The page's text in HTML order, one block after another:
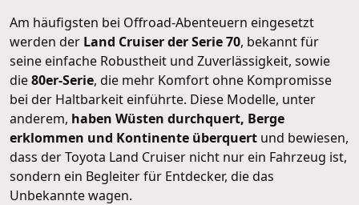
Am häufigsten bei Offroad-Abenteuern eingesetzt
werden der Land Cruiser der Serie 70, bekannt für
seine einfache Robustheit und Zuverlässigkeit, sowie
die80er-Serie, die mehr Komfort ohne Kompromisse
bei der Haltbarkeit einführte. Diese Modelle, unter
anderem, haben Wüsten durchquert, Berge
erklommen und Kontinente überquert und bewiesen,
dass der Toyota Land Cruiser nicht nur ein Fahrzeug ist,
sondern ein Begleiter für Entdecker, die das
Unbekannte wagen.